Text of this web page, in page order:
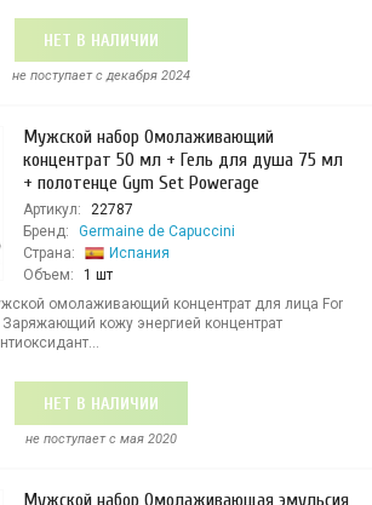
НЕТ В НАЛИЧИИ
не поступает c декабря 2024
Мужской набор Омолаживающий
концентрат 50 мл + Гель для душа 75 мл
+ полотенце Gym Set Powerage
Артикул:
22787
Бренд:
Germaine de Capuccini
Страна:
Испания
Объем:
1 шт
омолаживающий концентрат для лица For
кожу энергией концентрат
НЕТ В НАЛИЧИИ
не поступает c мая 2020
Мужской набор Омолаживающая эмульсия